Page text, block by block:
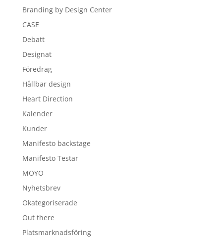
Branding by Design Center
CASE
Debatt
Designat
Föredrag
Hållbar design
Heart Direction
Kalender
Kunder
Manifesto backstage
Manifesto Testar
MOYO
Nyhetsbrev
Okategoriserade
Out there
Platsmarknadsföring